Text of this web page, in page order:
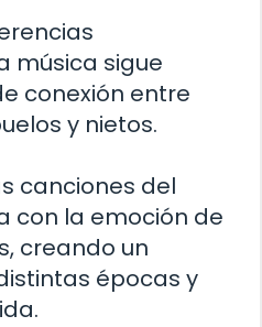
música sigue
conexión entre
y nietos.
canciones del
con la emoción de
creando un
épocas y